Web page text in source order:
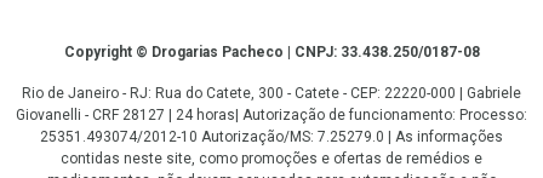
CopyrightCopyright © Drogarias Pacheco | CNPJ: 33.438.250/0187-08
Rio de Janeiro - RJ: Rua do Catete, 300 - Catete - CEP: 22220-000 | Gabriele
Giovanelli - CRF 28127 | 24 horas| Autorização de funcionamento: Processo:
25351.493074/2012-10 Autorização/MS: 7.25279.0 | As informações
contidas neste site, como promoções e ofertas de remédios e